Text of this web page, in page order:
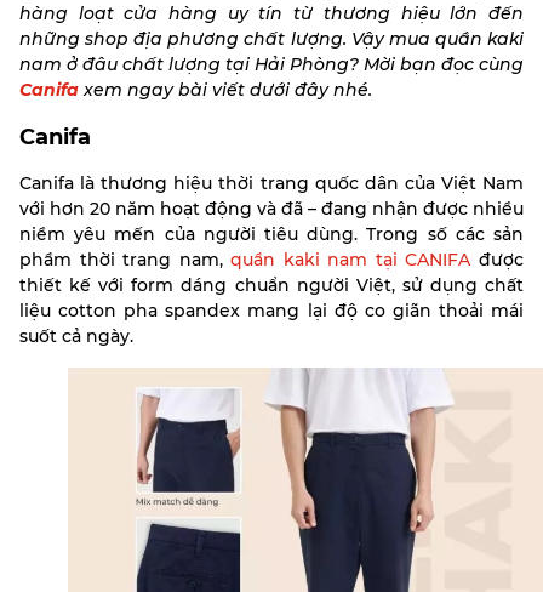
hàng loạt cửa hàng uy tín từ thương hiệu lớn đến
những shop địa phương chất lượng. Vậy mua quần kaki
nam ở đâu chất lượng tại Hải Phòng? Mời bạn đọc cùng
Canifa xem ngay bài viết dưới đây nhé.
Canifa
Canifa là thương hiệu thời trang quốc dân của Việt Nam
với hơn 20 năm hoạt động và đã – đang nhận được nhiều
niềm yêu mến của người tiêu dùng. Trong số các sản
phầm thời trang nam,quần kaki nam tại CANIFA được
thiết kế với form dáng chuẩn người Việt, sử dụng chất
liệu cotton pha spandex mang lại độ co giãn thoải mái
suốt cả ngày.